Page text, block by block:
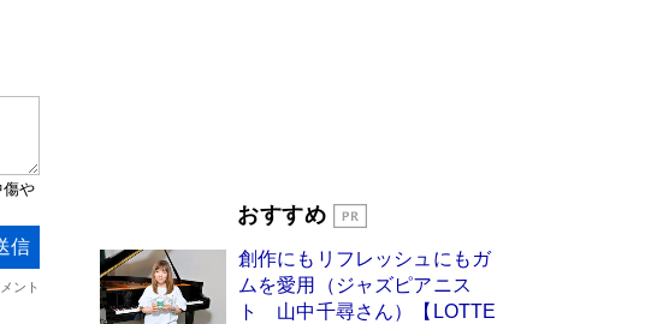
和田秀樹の70代、80代向け新書がベスト3を独
占 上半期1位にも選出［新書ベストセラー］
Book Bang
おすすめ
創作にもリフレッシュにもガ
ムを愛用（ジャズピアニス
ト 山中千尋さん）【LOTTE